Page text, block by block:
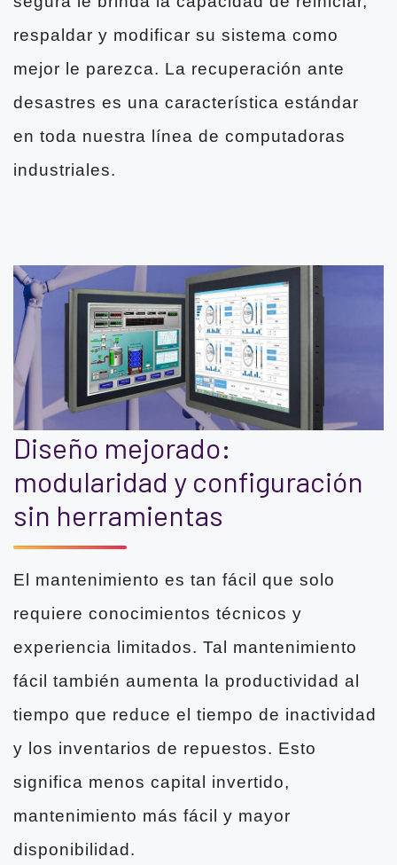
respaldar y modificar su sistema como
mejor le parezca. La recuperación ante
desastres es una característica estándar
en toda nuestra línea de computadoras
industriales.
Diseño mejorado:
modularidad y configuración
sin herramientas
El mantenimiento es tan fácil que solo
requiere conocimientos técnicos y
experiencia limitados. Tal mantenimiento
fácil también aumenta la productividad al
tiempo que reduce el tiempo de inactividad
y los inventarios de repuestos. Esto
significa menos capital invertido,
mantenimiento más fácil y mayor
disponibilidad.